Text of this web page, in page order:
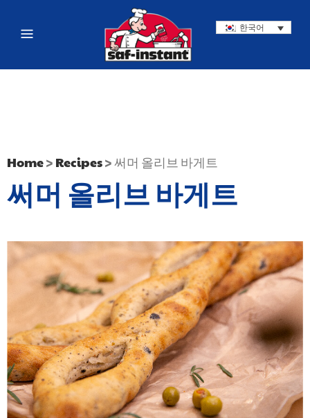
한국어
Home> Recipes>써머 올리브 바게트
써머 올리브 바게트